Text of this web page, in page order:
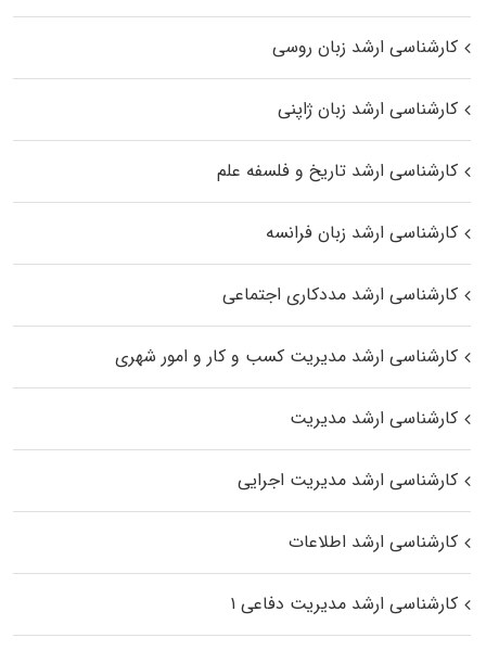
کارشناسی ارشد زبان روسی
کارشناسی ارشد زبان ژاپنی
کارشناسی ارشد تاریخ و فلسفه علم
کارشناسی ارشد زبان فرانسه
کارشناسی ارشد مددکاری اجتماعی
کارشناسی ارشد مدیریت کسب و کار و امور شهری
کارشناسی ارشد مدیریت
کارشناسی ارشد مدیریت اجرایی
کارشناسی ارشد اطلاعات
کارشناسی ارشد مدیریت دفاعی ۱